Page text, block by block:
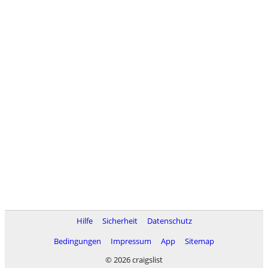
Hilfe Sicherheit
Datenschutz
Bedingungen
Impressum App
Sitemap
© 2026 craigslist